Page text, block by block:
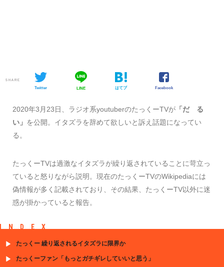
SHARE
Twitter LINE はてブ Facebook
2020年3月23日、ラジオ系youtuberのたっくーTVが 「だ る
い」 を公開。イタズラを辞めて欲しいと訴え話題になってい
る。
たっくーTVは過激なイタズラが繰り返されていることに苛立っ
ていると怒りながら説明。現在のたっくーTVのWikipediaには
偽情報が多く記載されており、その結果、たっくーTV以外に迷
惑が掛かっていると報告。
INDEX
たっくー 繰り返されるイタズラに限界か
たっくーファン「もっとガチギレしていいと思う」